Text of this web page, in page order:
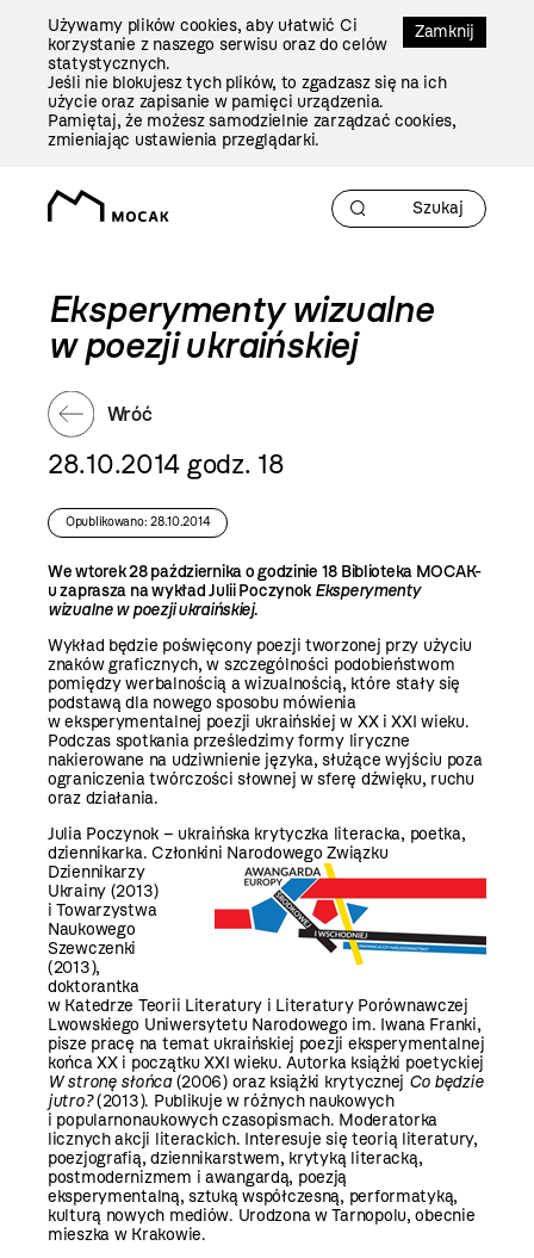
Zamknij
Używamy plików cookies, aby ułatwić Ci
korzystanie z naszego serwisu oraz do celów
statystycznych.
Jeśli nie blokujesz tych plików, to zgadzasz się na ich
użycie oraz zapisanie w pamięci urządzenia.
Pamiętaj, że możesz samodzielnie zarządzać cookies,
zmieniając ustawienia przeglądarki.
Eksperymenty wizualne
w poezji ukraińskiej
Wróć
28.10.2014 godz. 18
Opublikowano: 28.10.2014
We wtorek 28 października o godzinie 18 Biblioteka MOCAK-
u zaprasza na wykład Julii Poczynok Eksperymenty
wizualne w poezji ukraińskiej.
Wykład będzie poświęcony poezji tworzonej przy użyciu
znaków graficznych, w szczególności podobieństwom
pomiędzy werbalnością a wizualnością, które stały się
podstawą dla nowego sposobu mówienia
w eksperymentalnej poezji ukraińskiej w XX i XXI wieku.
Podczas spotkania prześledzimy formy liryczne
nakierowane na udziwnienie języka, służące wyjściu poza
ograniczenia twórczości słownej w sferę dźwięku, ruchu
oraz działania.
Julia Poczynok – ukraińska krytyczka literacka, poetka,
dziennikarka. Członkini Narodowego Związku
Dziennikarzy
Ukrainy (2013)
i Towarzystwa
Naukowego
Szewczenki
(2013),
doktorantka
w Katedrze Teorii Literatury i Literatury Porównawczej
Lwowskiego Uniwersytetu Narodowego im. Iwana Franki,
pisze pracę na temat ukraińskiej poezji eksperymentalnej
końca XX i początku XXI wieku. Autorka książki poetyckiej
W stronę słońca(2006) oraz książki krytycznej Co będzie
jutro?(2013). Publikuje w różnych naukowych
i popularnonaukowych czasopismach. Moderatorka
licznych akcji literackich. Interesuje się teorią literatury,
poezjografią, dziennikarstwem, krytyką literacką,
postmodernizmem i awangardą, poezją
eksperymentalną, sztuką współczesną, performatyką,
kulturą nowych mediów. Urodzona w Tarnopolu, obecnie
mieszka w Krakowie.